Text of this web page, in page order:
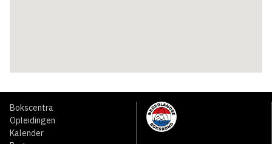
Bokscentra
Opleidingen
Kalender